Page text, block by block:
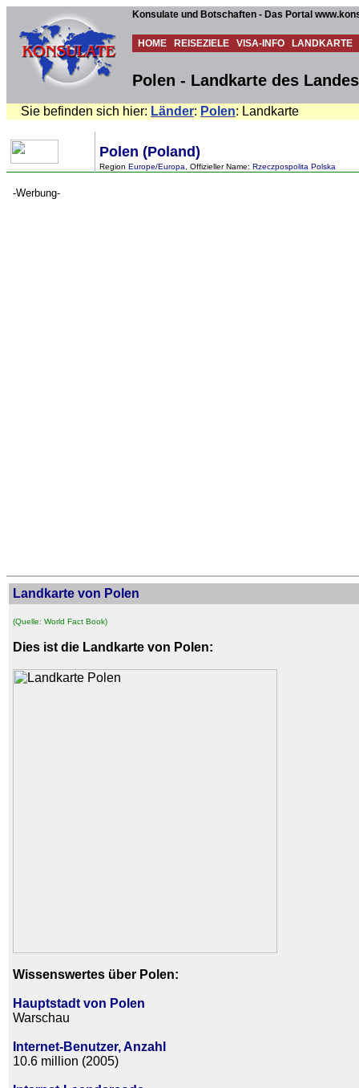
Konsulate und Botschaften - Das Portal
HOME REISEZIELE VISA-INFO LANDKARTE
Polen - Landkarte des Landes
Sie befinden sich hier: Länder: Polen: Landkarte
Polen (Poland)
Region Europe/Europa , Offizieller Name: Rzeczpospolita Polska
-Werbung-
Landkarte von Polen
(Quelle: World Fact Book)
Dies ist die Landkarte von Polen:
Wissenswertes über Polen:
Hauptstadt von Polen
Warschau
Internet-Benutzer, Anzahl
10.6 million (2005)